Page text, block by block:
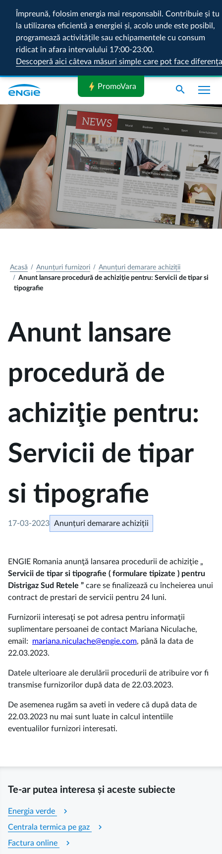
Împreună, folosim energia mai responsabil. Contribuie și tu
la utilizarea eficientă a energiei și, acolo unde este posibil,
programează activitățile sau echipamentele cu consum
ridicat în afara intervalului 17:00-23:00.
Descoperă aici câteva măsuri simple care pot face diferența
search
Acasă Anunțuri furnizori
Anunțuri demarare achiziții
Anunt lansare procedură de achiziţie pentru: Servicii de tipar si
tipografie
Anunt lansare
procedură de
achiziţie pentru:
Servicii de tipar
si tipografie
17-03-2023 Anunțuri demarare achiziții
ENGIE Romania anunţă lansarea procedurii de achiziţie „
Servicii de tipar si tipografie ( formulare tipizate ) pentru
Distrigaz Sud Retele ” care se finalizează cu încheierea unui
contract de prestari de servicii pentru 24 luni.
Furnizorii interesaţi se pot adresa pentru informaţii
suplimentare persoanei de contact Mariana Niculache,
email: mariana.niculache@engie.com, până la data de
22.03.2023.
Datele ulterioare ale derulării procedurii de atribuire vor fi
transmise furnizorilor după data de 22.03.2023.
De asemenea rugăm sa aveti in vedere că după data de
22.03.2023 nu mai sunt luate in calcul intentiile
eventualilor furnizori interesati.
Te-ar putea interesa și aceste subiecte
Energia verde chevron_right
Centrala termica pe gaz chevron_right
Factura online chevron_right
bolt PromoVara